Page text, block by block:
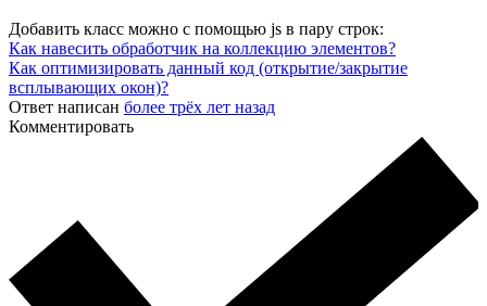
Добавить класс можно с помощью js в пару строк:
Как навесить обработчик на коллекцию элементов?
Как оптимизировать данный код (открытие/закрытие
всплывающих окон)?
Ответ написан более трёх лет назад
Комментировать